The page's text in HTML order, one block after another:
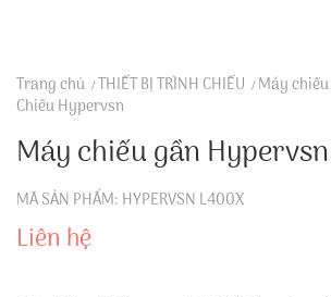
Trang chủ THIẾT BỊ TRÌNH CHIẾU Máy
Chiếu Hypervsn
Máy chiếu gần
MÃ SẢN PHẨM: HYPERVSN L400X
Liên hệ